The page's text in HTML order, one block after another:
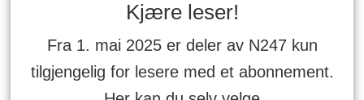
Kjære leser!
Fra 1. mai 2025 er deler av N247 kun
tilgjengelig for lesere med et abonnement.